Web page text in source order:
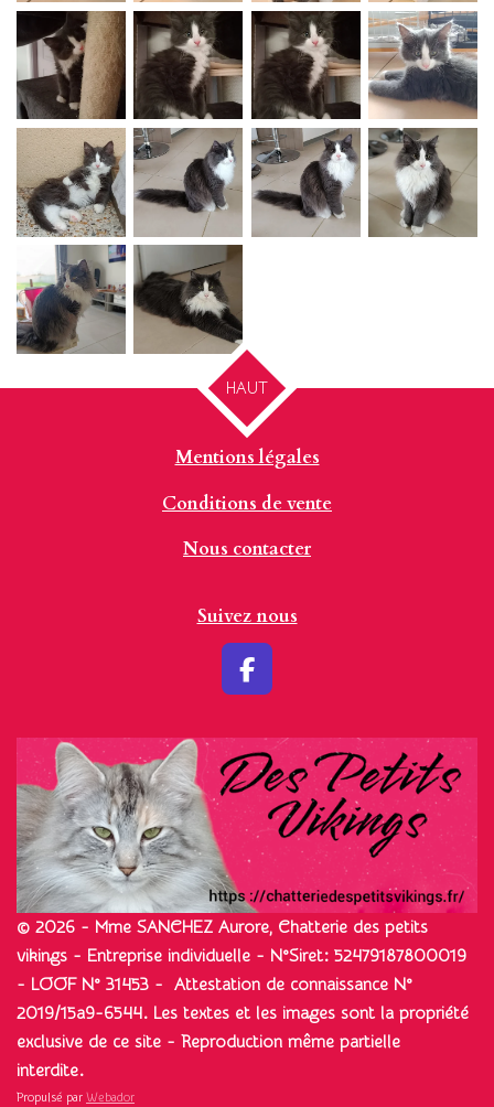
HAUT
Mentions légales
Conditions de vente
Nous contacter
Suivez nous
F
e
b
o
© 2026 - Mme SANCHEZ Aurore, Chatterie des petits
vikings - Entreprise individuelle - N°Siret: 52479187800019
- LOOF N° 31453 - Attestation de connaissance N°
2019/15a9-6544. Les textes et les images sont la propriété
exclusive de ce site - Reproduction même partielle
interdite.
Propulsé par Webador